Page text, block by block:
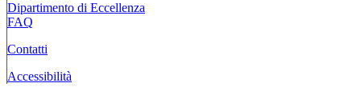
Dipartimento di Eccellenza
FAQ
Contatti
Accessibilità